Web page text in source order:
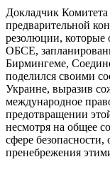
Докладчик
предварительной
резолюции, которые
ОБСЕ,
Бирмингеме,
поделился своими
Украине, выразив
международное
предотвращении
несмотря на общее
сфере
пренебрежения